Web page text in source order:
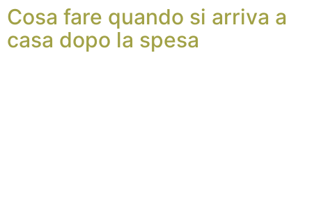
Cosa fare quando si arriva a
casa dopo la spesa